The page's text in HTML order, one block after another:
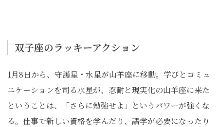
双子座のラッキーアクション
1月8日から、守護星・水星が山羊座に移動。学びとコミュ
ニケーションを司る水星が、忍耐と現実化の山羊座に来た
ということは、「さらに勉強せよ」というパワーが強くな
る。仕事で新しい資格を学んだり、語学が必要になったり